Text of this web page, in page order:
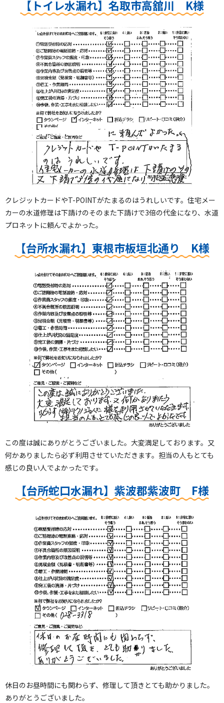
【トイレ水漏れ】名取市高舘川 K様
クレジットカードやT-POINTがたまるのはうれしいです。住宅メー
カーの水道修理は下請けのそのまた下請けで3倍の代金になり、水道
プロネットに頼んでよかった。
【台所水漏れ】東根市板垣北通り K様
この度は誠にありがとうございました。大変満足しております。又
何かありましたら必ず利用させていただきます。担当の人もとても
感じの良い人でよかったです。
【台所蛇口水漏れ】紫波郡紫波町 F様
休日のお昼時間にも関わらず、修理して頂きとても助かりました。
ありがとうございました。